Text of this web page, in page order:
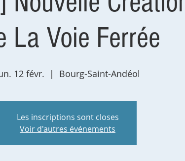
La Voie Ferrée
12 févr.
  |
Bourg-Saint-Andéol
Les inscriptions sont closes
Voir d'autres événements